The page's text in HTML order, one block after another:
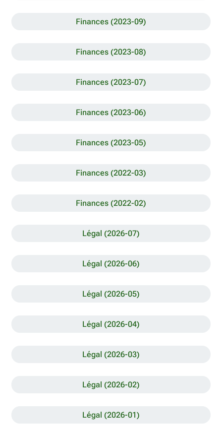
Finances (2023-09)
Finances (2023-08)
Finances (2023-07)
Finances (2023-06)
Finances (2023-05)
Finances (2022-03)
Finances (2022-02)
Légal (2026-07)
Légal (2026-06)
Légal (2026-05)
Légal (2026-04)
Légal (2026-03)
Légal (2026-02)
Légal (2026-01)